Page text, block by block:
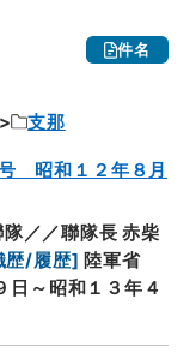
件名
支那
昭和１２年８月
／／聯隊長 赤柴
歴/履歴] 陸軍省
日～昭和１３年４